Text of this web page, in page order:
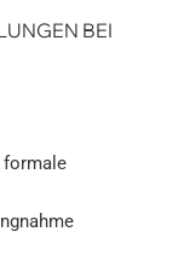
BEI
formale